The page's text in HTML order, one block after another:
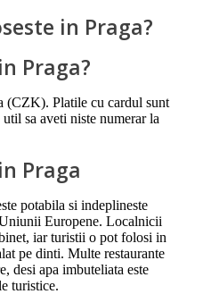
in Praga?
Praga?
(CZK). Platile cu cardul sunt
util sa aveti niste numerar la
Praga
potabila si indeplineste
Europene. Localnicii
iar turistii o pot folosi in
pe dinti. Multe restaurante
desi apa imbuteliata este
turistice.